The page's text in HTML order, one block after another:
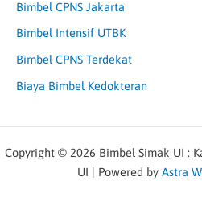
Bimbel CPNS Jakarta
Bimbel Intensif UTBK
Bimbel CPNS Terdekat
Biaya Bimbel Kedokteran
Copyright © 2026 Bimbel Simak UI :
UI | Powered by Astra